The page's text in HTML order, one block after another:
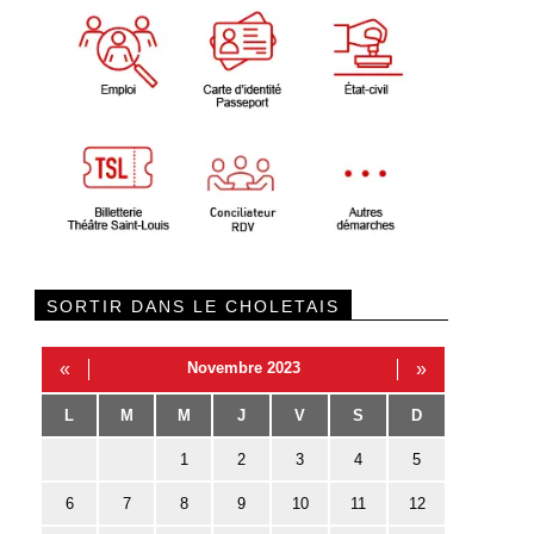
SORTIR DANS LE CHOLETAIS
« Novembre 2023 »
L M M J V S D
1 2 3 4 5
6 7 8 9 10 11 12